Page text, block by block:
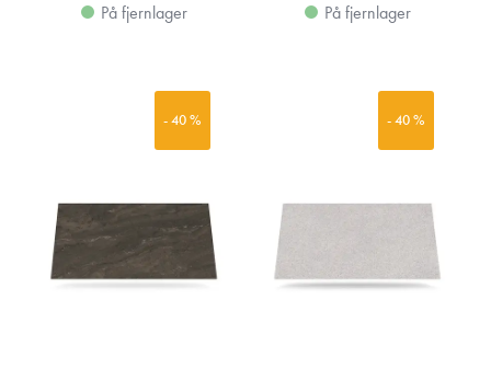
På fjernlager
På fjernlager
- 40 % - 40 %